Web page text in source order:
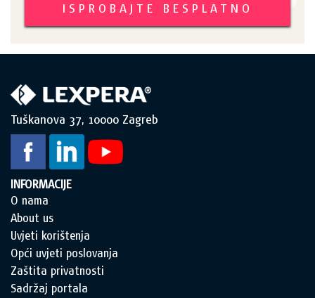
ISPROBAJTE BESPLATNO
Tuškanova 37, 10000 Zagreb
INFORMACIJE
O nama
About us
Uvjeti korištenja
Opći uvjeti poslovanja
Zaštita privatnosti
Sadržaj portala